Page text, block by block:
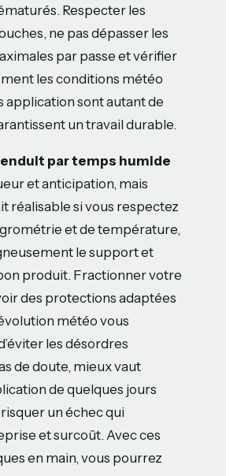
Respecter les
ne pas dépasser les
par passe et vérifier
les conditions météo
application sont autant de
un travail durable.
enduit par temps humide
et anticipation, mais
réalisable si vous respectez
et de température,
le support et
produit. Fractionner votre
des protections adaptées
météo vous
les désordres
de doute, mieux vaut
de quelques jours
un échec qui
et surcoût. Avec ces
en main, vous pourrez